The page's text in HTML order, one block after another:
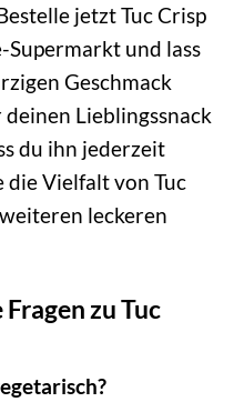
jetzt Tuc Crisp
und lass
Geschmack
Lieblingssnack
du ihn jederzeit
die Vielfalt von Tuc
leckeren
zu Tuc